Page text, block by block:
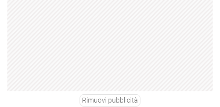
Rimuovi pubblicità